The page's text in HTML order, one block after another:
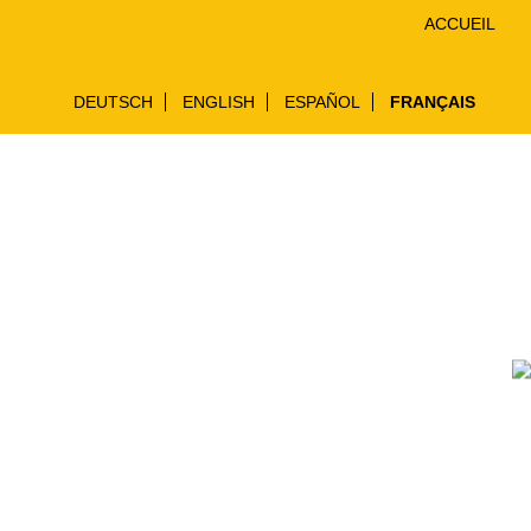
ACCUEIL
DEUTSCH ENGLISH ESPAÑOL FRANÇAIS